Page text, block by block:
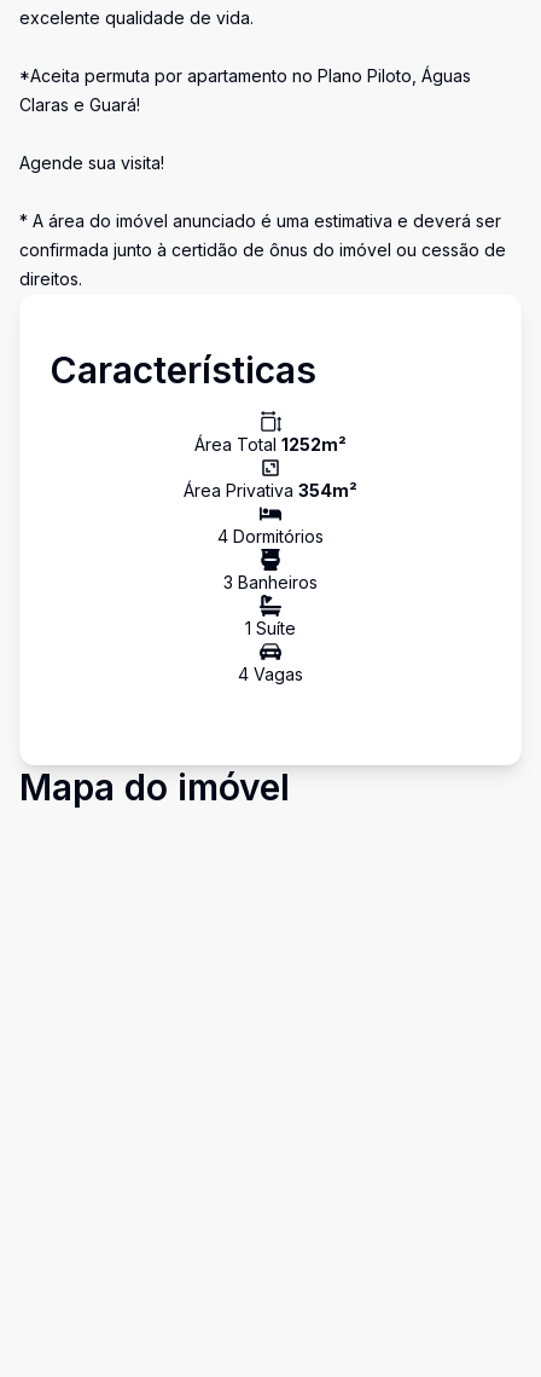
excelente qualidade de vida.
*Aceita permuta por apartamento no Plano Piloto, Águas
Claras e Guará!
Agende sua visita!
* A área do imóvel anunciado é uma estimativa e deverá ser
confirmada junto à certidão de ônus do imóvel ou cessão de
direitos.
Características
Área Total 1252m²
Área Privativa 354m²
4 Dormitórios
3 Banheiros
1 Suíte
4 Vagas
Mapa do imóvel